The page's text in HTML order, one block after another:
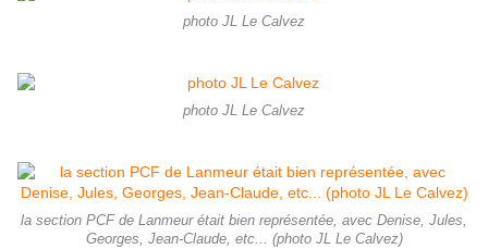
photo JL Le Calvez
photo JL Le Calvez
la section PCF de Lanmeur était bien représentée, avec Denise, Jules,
Georges, Jean-Claude, etc... (photo JL Le Calvez)